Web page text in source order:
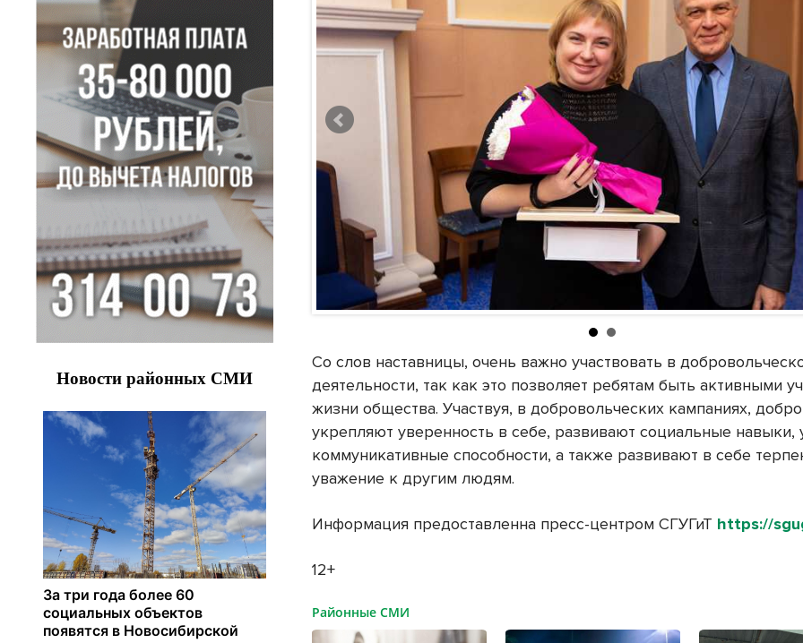
Со слов наставницы, очень важно участвовать в
деятельности, так как это позволяет ребятам быть активными
жизни общества. Участвуя, в добровольческих кампаниях,
укрепляют уверенность в себе, развивают социальные навыки,
коммуникативные способности, а также развивают в себе
уважение к другим людям.
Информация предоставленна пресс-центром СГУГиТ https://
12+
Районные СМИ